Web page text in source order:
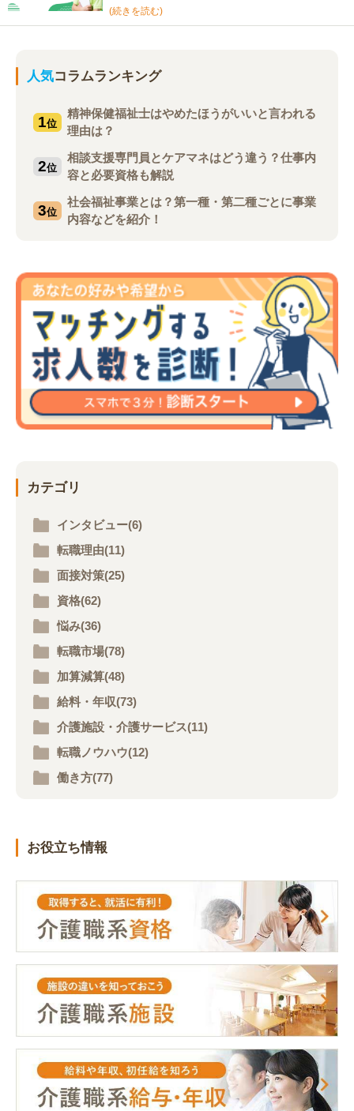
(続きを読む)
人気コラムランキング
1位
精神保健福祉士はやめたほうがいいと言われる
理由は？
2位
相談支援専門員とケアマネはどう違う？仕事内
容と必要資格も解説
3位
社会福祉事業とは？第一種・第二種ごとに事業
内容などを紹介！
カテゴリ
インタビュー(6)
転職理由(11)
面接対策(25)
資格(62)
悩み(36)
転職市場(78)
加算減算(48)
給料・年収(73)
介護施設・介護サービス(11)
転職ノウハウ(12)
働き方(77)
お役立ち情報